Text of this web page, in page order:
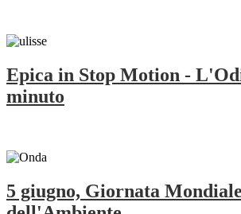
Epica in Stop Motion -
minuto
5 giugno, Giornata Mondiale